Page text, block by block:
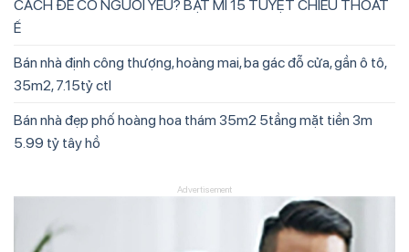
CÁCH ĐỂ CÓ NGƯỜI YÊU? BẬT MÍ 15 TUYỆT CHIÊU THOÁT
Ế
Bán nhà định công thượng, hoàng mai, ba gác đỗ cửa, gần ô tô,
35m2, 7.15tỷ ctl
Bán nhà đẹp phố hoàng hoa thám 35m2 5tầng mặt tiền 3m
5.99 tỷ tây hồ
Advertisement